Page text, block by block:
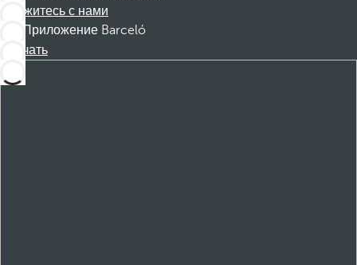
Свяжитесь с нами
Приложение Barceló
Скачать